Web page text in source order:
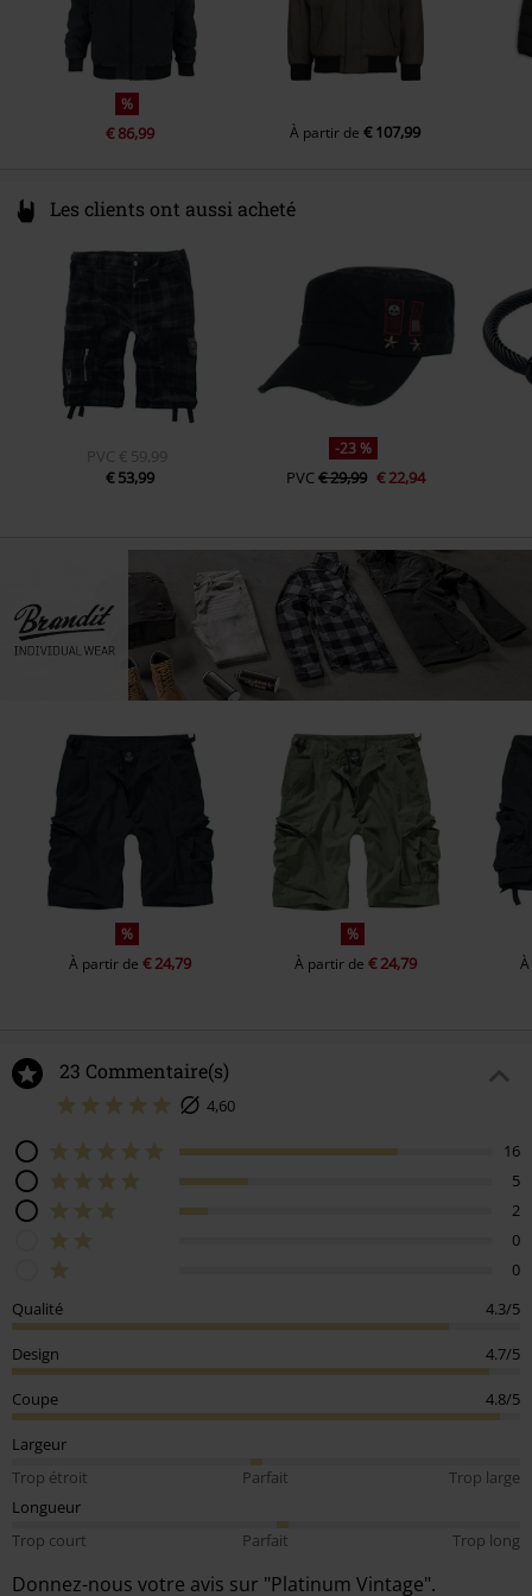
sur la veste « Platinum Vintage » et vous assurent une place suffisante
pour ranger vos effets personnels.
%
€ 86,99 À partir de€ 107,99
Les clients ont aussi acheté
PVC € 59,99
€ 53,99
-23 %
PVC€ 29,99 € 22,94
%
À partir de€ 24,79
%
À partir de€ 24,79
23 Commentaire(s)
4,60
16
5
2
0
0
Qualité
4.3/5
Design 4.7/5
Coupe 4.8/5
Largeur
Trop étroit
Parfait
Trop large
Longueur
Trop court
Parfait Trop long
Donnez-nous votre avis sur "Platinum Vintage".